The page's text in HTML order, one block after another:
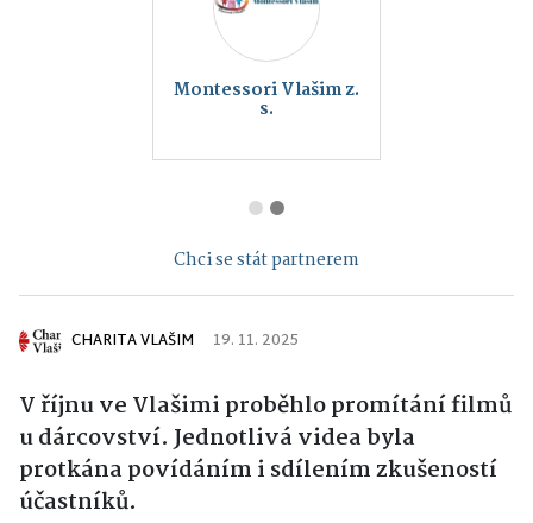
Montessori Vlašim z.
s.
Chci se stát partnerem
CHARITA VLAŠIM 19. 11. 2025
V říjnu ve Vlašimi proběhlo promítání filmů
u dárcovství. Jednotlivá videa byla
protkána povídáním i sdílením zkušeností
účastníků.